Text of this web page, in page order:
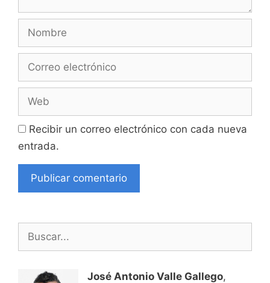
electrónico
Recibir un correo electrónico con cada nueva
entrada.
José Antonio Valle Gallego,